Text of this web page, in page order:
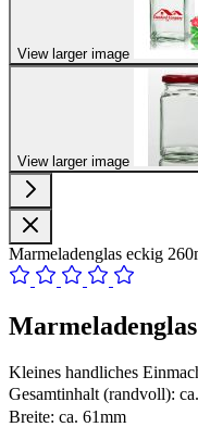
View larger image
View larger image
Marmeladenglas eckig
Kleines handliches
Gesamtinhalt (randvoll):
Breite: ca. 61mm